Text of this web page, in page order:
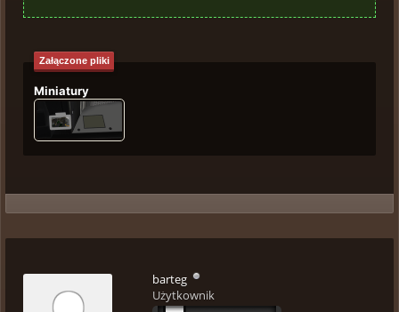
Załączone pliki
Miniatury
barteg
Użytkownik